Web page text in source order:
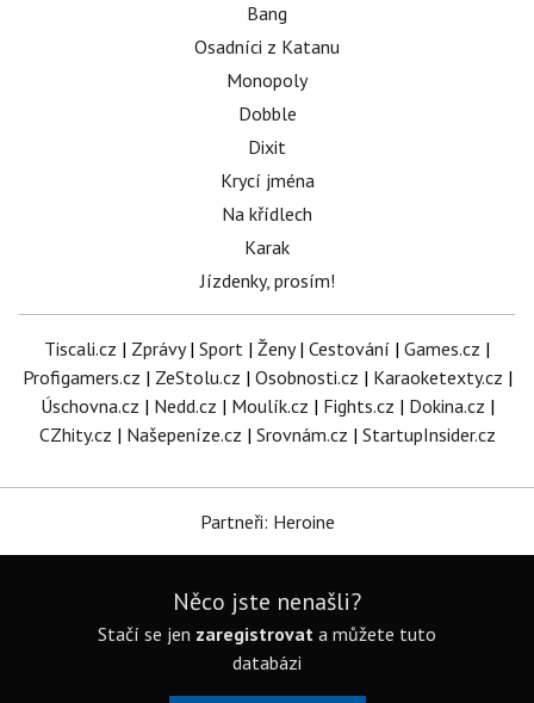
Bang
Osadníci z Katanu
Monopoly
Dobble
Dixit
Krycí jména
Na křídlech
Karak
Jízdenky, prosím!
Tiscali.cz | Zprávy| Sport | Ženy| Cestování | Games.cz |
Profigamers.cz | ZeStolu.cz | Osobnosti.cz | Karaoketexty.cz |
Úschovna.cz | Nedd.cz | Moulík.cz | Fights.cz | Dokina.cz |
CZhity.cz | Našepeníze.cz | Srovnám.cz | StartupInsider.cz
Partneři: Heroine
Něco jste nenašli?
Stačí se jen zaregistrovat a můžete tuto
databázi